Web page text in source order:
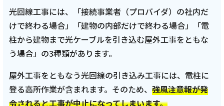
光回線工事には、「接続事業者（プロバイダ）の社内だ
けで終わる場合」「建物の内部だけで終わる場合」「電
柱から建物まで光ケーブルを引き込む屋外工事をともな
う場合」の3種類があります。
屋外工事をともなう光回線の引き込み工事には、電柱に
登る高所作業が含まれます。そのため、 強風注意報が発
令されると工事が中止になってしまいます。